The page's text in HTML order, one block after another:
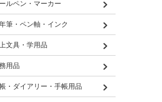
ルペン・マーカー
筆・ペン軸・インク
文具・学用品
用品
・ダイアリー・手帳用品